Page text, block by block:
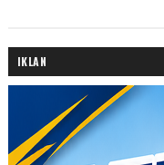
IKLAN